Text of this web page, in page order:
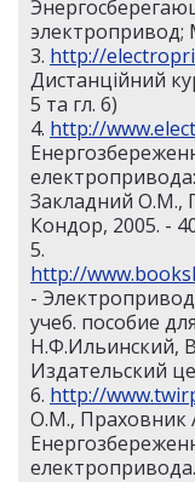
электропривод;
3. http://
Дистанційний
5 та гл. 6)
4. http://
Закладний О.М.,
Кондор, 2005. -
5.
http://
-
учеб. пособие
Н.Ф.Ильинский,
Издательский
6. http://
О.М., Праховник
електропривода.